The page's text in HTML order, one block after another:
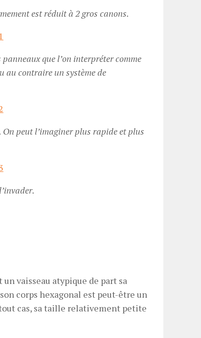
est réduit à 2 gros canons.
que l’on interpréter comme
au contraire un système de
peut l’imaginer plus rapide et plus
un vaisseau atypique de part sa
corps hexagonal est peut-être un
cas, sa taille relativement petite